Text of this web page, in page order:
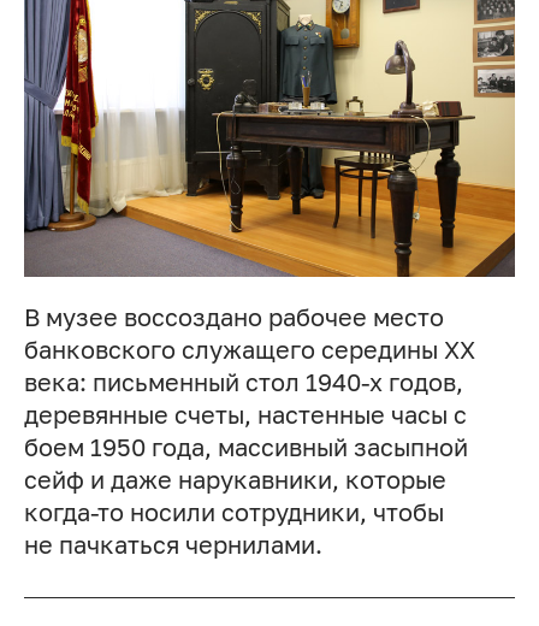
В музее воссоздано рабочее место
банковского служащего середины ХХ
века: письменный стол 1940-х годов,
деревянные счеты, настенные часы с
боем 1950 года, массивный засыпной
сейф и даже нарукавники, которые
когда-то носили сотрудники, чтобы
не пачкаться чернилами.